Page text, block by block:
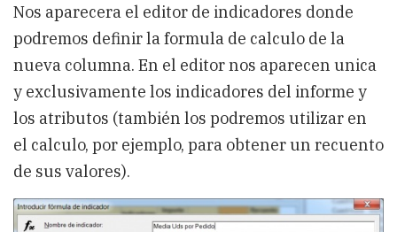
Nos aparecera el editor de indicadores donde
podremos definir la formula de calculo de la
nueva columna. En el editor nos aparecen unica
y exclusivamente los indicadores del informe y
los atributos (también los podremos utilizar en
el calculo, por ejemplo, para obtener un recuento
de sus valores).